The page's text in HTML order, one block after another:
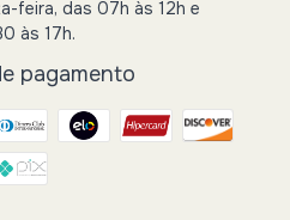
feira, das 07h às 12h e
às 17h.
pagamento